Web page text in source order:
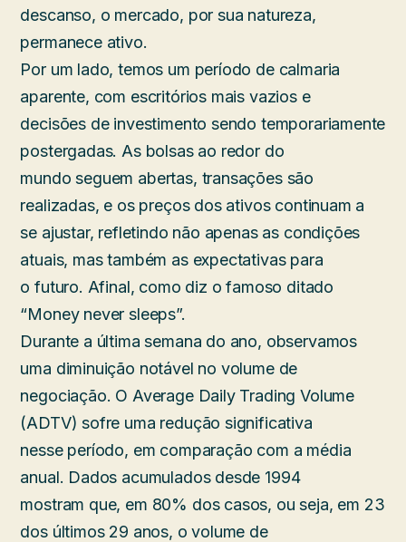
descanso, o mercado, por sua natureza,
permanece ativo.
Por um lado, temos um período de calmaria
aparente, com escritórios mais vazios e
decisões de investimento sendo temporariamente
postergadas. As bolsas ao redor do
mundo seguem abertas, transações são
realizadas, e os preços dos ativos continuam a
se ajustar, refletindo não apenas as condições
atuais, mas também as expectativas para
o futuro. Afinal, como diz o famoso ditado
“Money never sleeps”.
Durante a última semana do ano, observamos
uma diminuição notável no volume de
negociação. O Average Daily Trading Volume
(ADTV) sofre uma redução significativa
nesse período, em comparação com a média
anual. Dados acumulados desde 1994
mostram que, em 80% dos casos, ou seja, em 23
dos últimos 29 anos, o volume de